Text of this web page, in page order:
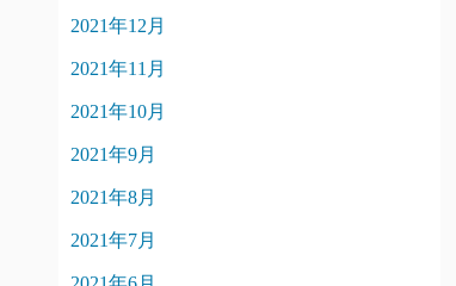
2021年12月
2021年11月
2021年10月
2021年9月
2021年8月
2021年7月